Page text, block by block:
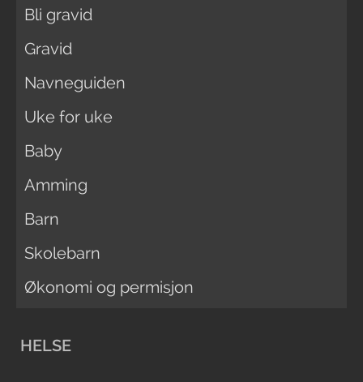
Bli gravid
Gravid
Navneguiden
Uke for uke
Baby
Amming
Barn
Skolebarn
Økonomi og permisjon
HELSE